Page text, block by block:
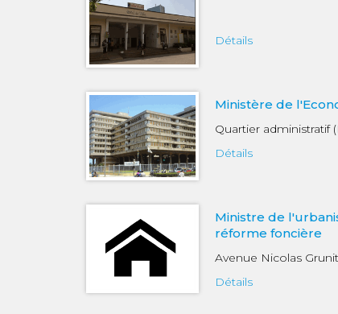
Détails
Ministère de
Quartier administratif
Détails
Ministre de
réforme foncière
Avenue Nicolas
Détails